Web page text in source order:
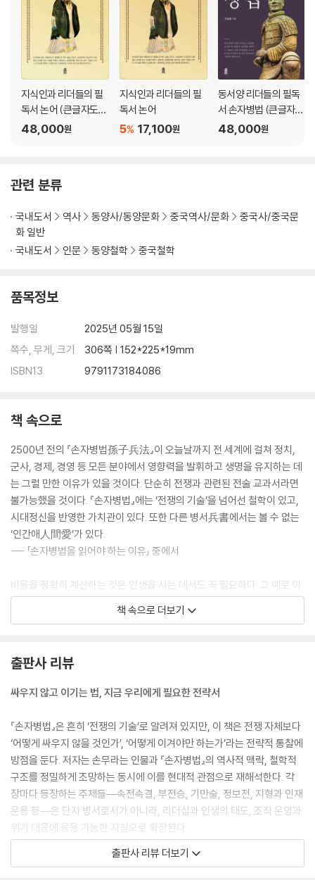
4. 승자의 형세
5. 머리를 맞대고 논의하라
5장 튼튼한 조직을 갖추는 방법─병세兵勢
1. 팀 구성을 잘하라
2. 정돈과 용기와 강성의 원천
4. 원칙과 변칙을 조화시켜 이긴다
6장 주도권을 잡아라─허실虛實
2. 성공은 집중에 달려 있다
3. 승리는 내가 만들어 나간다
4. 나를 드러내지 마라
7장 돌아가도 괜찮다─군쟁軍爭
1. 유리한 위치를 선점하는 방법
3. 때로는 돌아가는 길이 빠른 길이다
4. 알아야 이점을 누린다
8장 변할 때는 변해야 산다─구변九變
1. 삶의 원칙을 세워라
2. 올바른 배수진을 쳐라
3. 모든 일에는 좋은 일과 나쁜 일이 있다
4. 평안할 때도 위기를 생각한다
5. 성격이 운명을 좌우한다
9장 관리의 원칙─행군行軍
1. 험한 세상 건너기
2. 실력을 기르며 때를 기다린다
3. 작은 징후도 놓치지 마라
4. 부드러움과 강함을 함께 지니다
5. 더불어 사는 삶
10장 환경 변화에 따라 적응하라─지형地形
2. 패전은 장수의 책임이다
4. 화합과 단결이 잘 되는 내부 환경
5. 승부를 결정짓는 시간과 공간
11장 다양한 전략으로 돌파하라─구지九地
1. 블루오션 전략으로 성공률을 높여라
2. 손자의 처세술 244
3. 리더의 필수조건
4. 막다른 길에서 발휘되는 초인적인 힘
5. 시간의 축적이 승리를 결정한다
지식인과 리더들의 필
독서 논어 (큰글자도
서)
48,000원
지식인과 리더들의 필
독서 논어
17,100원
5%
동서양 리더들의 필독
서 손자병법 (큰글자도
서)
48,000원
관련 분류
국내도서 역사 동양사/동양문화 중국역사/문화
중국사/중국문
화 일반
국내도서
인문 동양철학 중국철학
품목정보
발행일
2025년 05월 15일
쪽수, 무게, 크기
306쪽 | 152*225*19mm
ISBN13
9791173184086
책 속으로
2500년 전의 『손자병법孫子兵法』이 오늘날까지 전 세계에 걸쳐 정치,
군사, 경제, 경영 등 모든 분야에서 영향력을 발휘하고 생명을 유지하는 데
는 그럴 만한 이유가 있을 것이다. 단순히 전쟁과 관련된 전술 교과서라면
불가능했을 것이다. 『손자병법』에는 ‘전쟁의 기술’을 넘어선 철학이 있고,
시대정신을 반영한 가치관이 있다. 또한 다른 병서兵書에서는 볼 수 없는
‘인간애人間愛’가 있다.
--- 「손자병법을 읽어야 하는 이유」 중에서
비용을 정확히 계산하는 것은 인생을 사는 데서도 꼭 필요하다. 그 예로 이
혼 비용에 대해 살펴보기로 하자. 일부 국가에서는 이혼 후 전 남편이 의무
적으로 위자료를 지급해야 하는데 그 기간이 12년이나 되는 경우도 있다.
본은 이혼 시 부인이 남편의 퇴직금 중 절반을 차지할 수 있도록 법적으로
제도화했다. 그래서 일본의 남성들은 ‘이혼’ 소리만 들어도 얼굴이 새파랗
게 질린다는 우스갯소리도 있다.
--- 「재빨리 승부를 보라」 중에서
『손자병법』에서 해석하기 어려운 어구 중 하나이다. 이 내용을 기업을 경
영하는 입장에서 어떻게 응용할 수 있을까? 경영할 때는 다섯 가지의 논의
가 필요하다. 첫째, 현재 당면한 문제가 무엇인지 논의한다. 둘째, 실적 통
계에 대해 논의한다. 셋째, 해결해야 할 우선순위에 대해 논의한다. 넷째,
필요한 변화가 무엇인지 논의한다. 다섯째, 새로운 목표에 대해 논의한다.
--- 「이기는 싸움만 한다」 중에서
전쟁에서 가장 어려운 일을 손자는 ‘군쟁軍爭’이라고 했다. 여기서 “군쟁
책 속으로 더보기
출판사 리뷰
싸우지 않고 이기는 법, 지금 우리에게 필요한 전략서
『손자병법』은 흔히 ‘전쟁의 기술’로 알려져 있지만, 이 책은 전쟁 자체보다
‘어떻게 싸우지 않을 것인가’, ‘어떻게 이겨야만 하는가’라는 전략적 통찰에
방점을 둔다. 저자는 손무라는 인물과 『손자병법』의 역사적 맥락, 철학적
구조를 정밀하게 조망하는 동시에 이를 현대적 관점으로 재해석한다. 각
장마다 등장하는 주제들―속전속결, 부전승, 기만술, 정보전, 지형과 인재
운용 등―은 단지 병서로서가 아니라, 리더십과 인생의 태도, 조직 운영과
위기 대응에 응용 가능한 지침으로 확장된다.
이 책은 방대한 이론을 단순 요약하거나 해석에 머물지 않는다. 저자는 이
출판사 리뷰 더보기